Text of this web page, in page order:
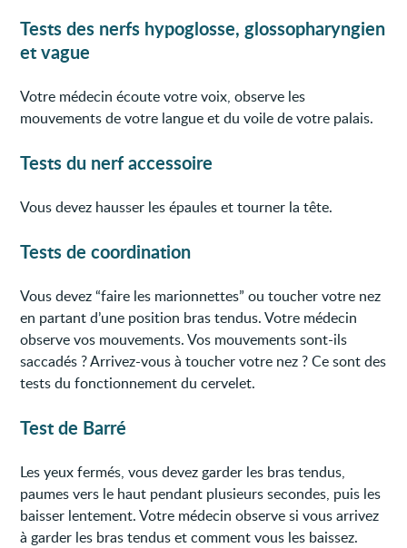
Tests des nerfs hypoglosse, glossopharyngien
et vague
Votre médecin écoute votre voix, observe les
mouvements de votre langue et du voile de votre palais.
Tests du nerf accessoire
Vous devez hausser les épaules et tourner la tête.
Tests de coordination
Vous devez “faire les marionnettes” ou toucher votre nez
en partant d’une position bras tendus. Votre médecin
observe vos mouvements. Vos mouvements sont-ils
saccadés ? Arrivez-vous à toucher votre nez ? Ce sont des
tests du fonctionnement du cervelet.
Test de Barré
Les yeux fermés, vous devez garder les bras tendus,
paumes vers le haut pendant plusieurs secondes, puis les
baisser lentement. Votre médecin observe si vous arrivez
à garder les bras tendus et comment vous les baissez.